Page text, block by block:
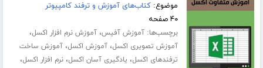
موضوع:کتاب‌های آموزش و ترفند کامپیوتر
۴۰ صفحه
برچسب‌ها:آموزش آفیس،آموزش نرم افزار اکسل،
آموزش تصویری اکسل،آموزش اکسل،آموزش ساخت
ترفندهای اکسل، یادگیری آسان اکسل،نرم افزار اکسل،